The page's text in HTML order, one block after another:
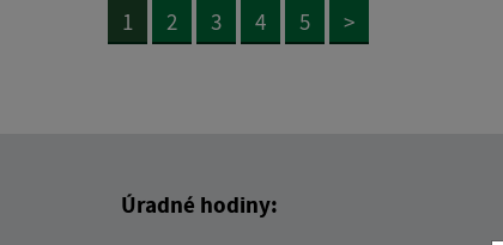
1 2 3 4 5 >
Úradné hodiny: